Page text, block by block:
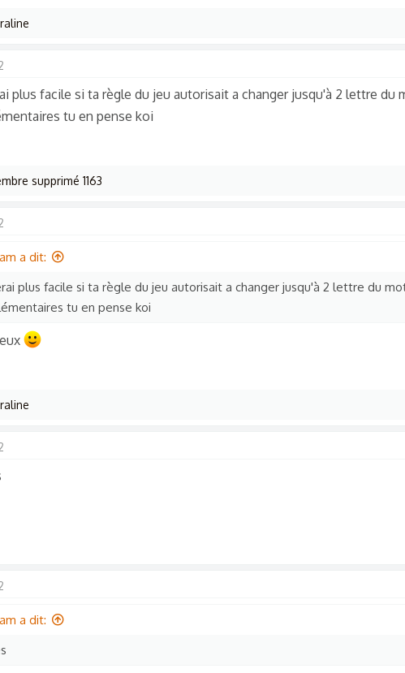
plus facile si ta règle du jeu autorisait a changer jusqu'à 2 lettre du
tu en pense koi
supprimé 1163
a dit:
plus facile si ta règle du jeu autorisait a changer jusqu'à 2 lettre du
tu en pense koi
a dit: